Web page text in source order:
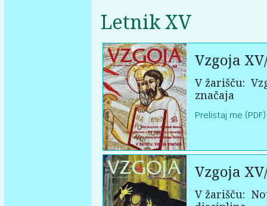
Letnik XV
Vzgoja
V žarišču:
značaja
Prelistaj me (PDF)
Vzgoja
V žarišču: